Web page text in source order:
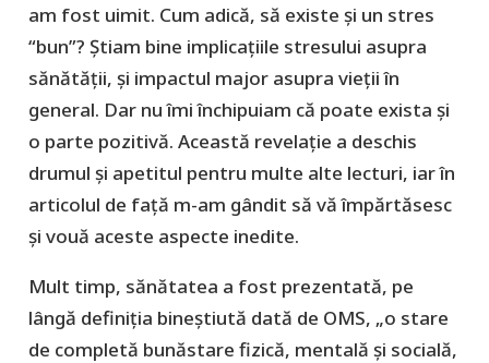
am fost uimit. Cum adică, să existe şi un stres
“bun”? Ştiam bine implicaţiile stresului asupra
sănătăţii, şi impactul major asupra vieţii în
general. Dar nu îmi închipuiam că poate exista şi
o parte pozitivă. Această revelaţie a deschis
drumul şi apetitul pentru multe alte lecturi, iar în
articolul de faţă m-am gândit să vă împărtăsesc
şi vouă aceste aspecte inedite.
Mult timp, sănătatea a fost prezentată, pe
lângă definiția bineștiută dată de OMS, „o stare
de completă bunăstare fizică, mentală și socială,